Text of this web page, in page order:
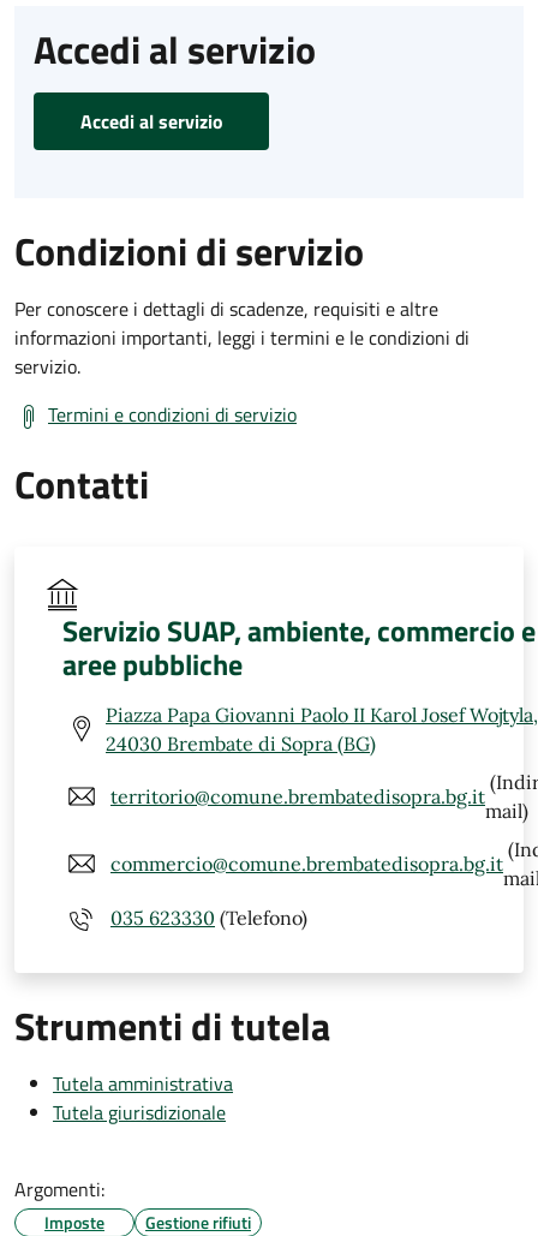
Accedi al servizio
Accedi al servizio
Condizioni di servizio
Per conoscere i dettagli di scadenze, requisiti e altre
informazioni importanti, leggi i termini e le condizioni di
servizio.
Termini e condizioni di servizio
Contatti
Servizio SUAP, ambiente, commercio e
aree pubbliche
Piazza Papa Giovanni Paolo II Karol Josef
24030 Brembate di Sopra (BG)
territorio@comune.brembatedisopra.bg.it
mail)
commercio@comune.brembatedisopra.bg.it
035 623330 (Telefono)
Strumenti di tutela
Tutela amministrativa
Tutela giurisdizionale
Argomenti:
Imposte Gestione rifiuti